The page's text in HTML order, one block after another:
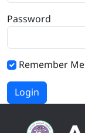
Password
Remember Me
Login